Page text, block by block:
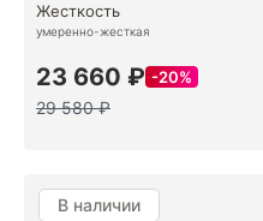
Жесткость
умеренно-жесткая
23 660 ₽ 20%
29 580 ₽
В наличии